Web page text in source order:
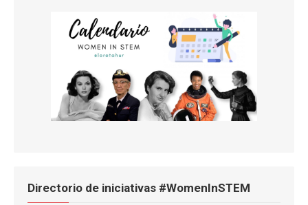
Directorio de iniciativas #WomenInSTEM